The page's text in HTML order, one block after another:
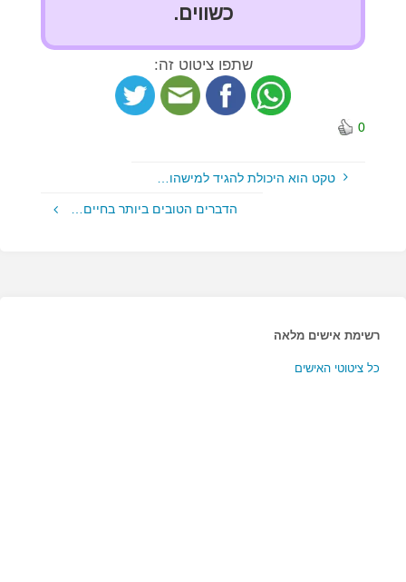
כשווים.
שתפו ציטוט זה:
0
טקט הוא היכולת להגיד למישהו…
הדברים הטובים ביותר בחיים…
רשימת אישים מלאה
כל ציטוטי האישים